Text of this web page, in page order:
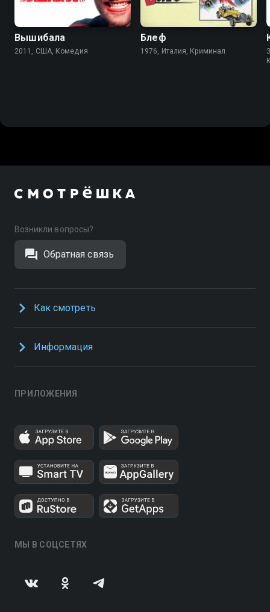
Вышибала
2011, США, Комедия
Блеф
1976, Италия, Криминал
Возникли вопросы?
Обратная связь
Как смотреть
Информация
ПРИЛОЖЕНИЯ
МЫ В СОЦСЕТЯХ